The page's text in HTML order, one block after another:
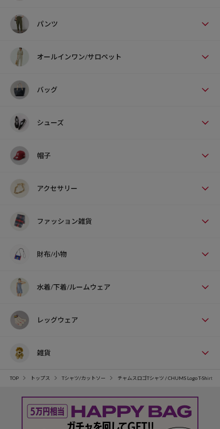
パンツ
オールインワン/サロペット
バッグ
シューズ
帽子
アクセサリー
ファッション雑貨
財布/小物
水着/下着/ルームウェア
レッグウェア
雑貨
TOP トップス Tシャツ/カットソー チャムスロゴTシャツ / CHUMS Logo T-Shirt